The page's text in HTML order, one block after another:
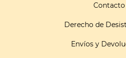
Contacto
Derecho de
Envíos y